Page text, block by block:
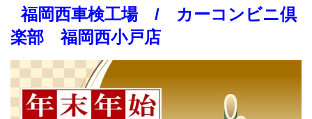
福岡西車検工場 / カーコンビニ倶
楽部 福岡西小戸店